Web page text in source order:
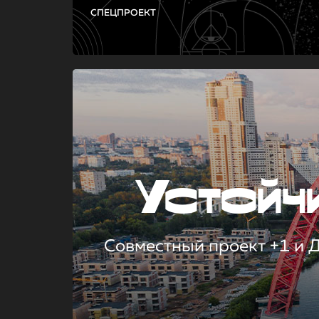
СПЕЦПРОЕКТ
Совместный проект +1 и